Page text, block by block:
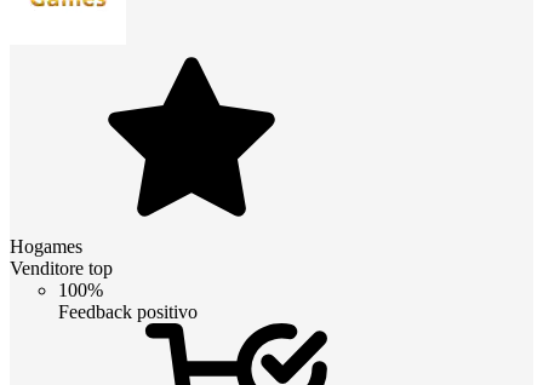
Hogames
Venditore top
100%
Feedback positivo